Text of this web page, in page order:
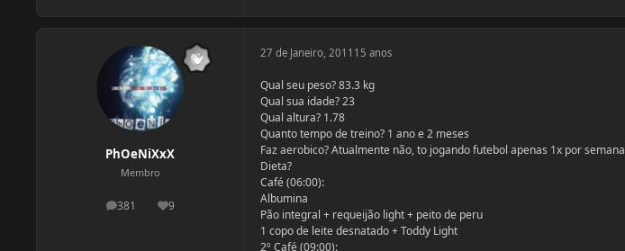
PhOeNiXxX
Membro
381
postagens9
Reputação
27 de Janeiro, 2011 15 anos
Qual seu peso? 83.3 kg
Qual sua idade? 23
Qual altura? 1.78
Quanto tempo de treino? 1 ano e 2 meses
Faz aerobico? Atualmente não, to jogando futebol apenas 1x por semana
Dieta?
Café (06:00):
Albumina
Pão integral + requeijão light + peito de peru
1 copo de leite desnatado + Toddy Light
2º Café (09:00):